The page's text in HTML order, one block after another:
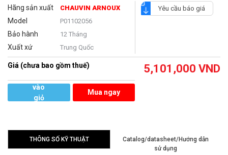
Hãng sản xuất CHAUVIN ARNOUX
Model P01102056
Bảo hành 12 Tháng
Xuất xứ Trung Quốc
Yêu cầu báo giá
Giá (chưa bao gồm thuế) 5,101,000 VND
vào
giỏ
Mua ngay
THÔNG SỐ KỸ THUẬT
Catalog/datasheet/Hướng dẫn
sử dụng